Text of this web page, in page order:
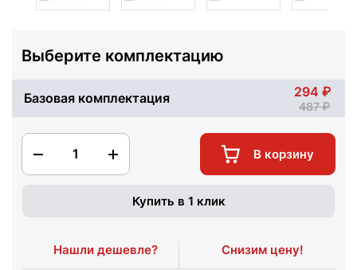
Выберите комплектацию
Базовая комплектация 294
487
1 В корзину
Купить в 1 клик
Нашли дешевле? Снизим цену!